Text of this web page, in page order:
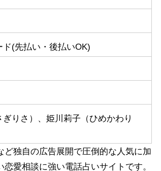
(先払い・後払いOK)
りさ）、姫川莉子（ひめかわり
ど独自の広告展開で圧倒的な人気に加
愛相談に強い電話占いサイトです。